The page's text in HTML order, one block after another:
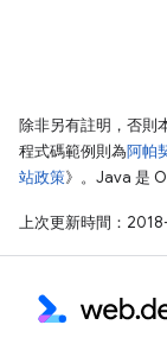
除非另有註明，否則
程式碼範例則為阿帕
站政策》。Java 是
上次更新時間：